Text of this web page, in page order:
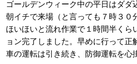
ゴールデンウィーク中の平日はダダ
朝イチで来場（と言っても７時３０
ほいほいと流れ作業で１時間半くら
ョン完了しました。早めに行って正
車の運転は引き続き、防御運転を心